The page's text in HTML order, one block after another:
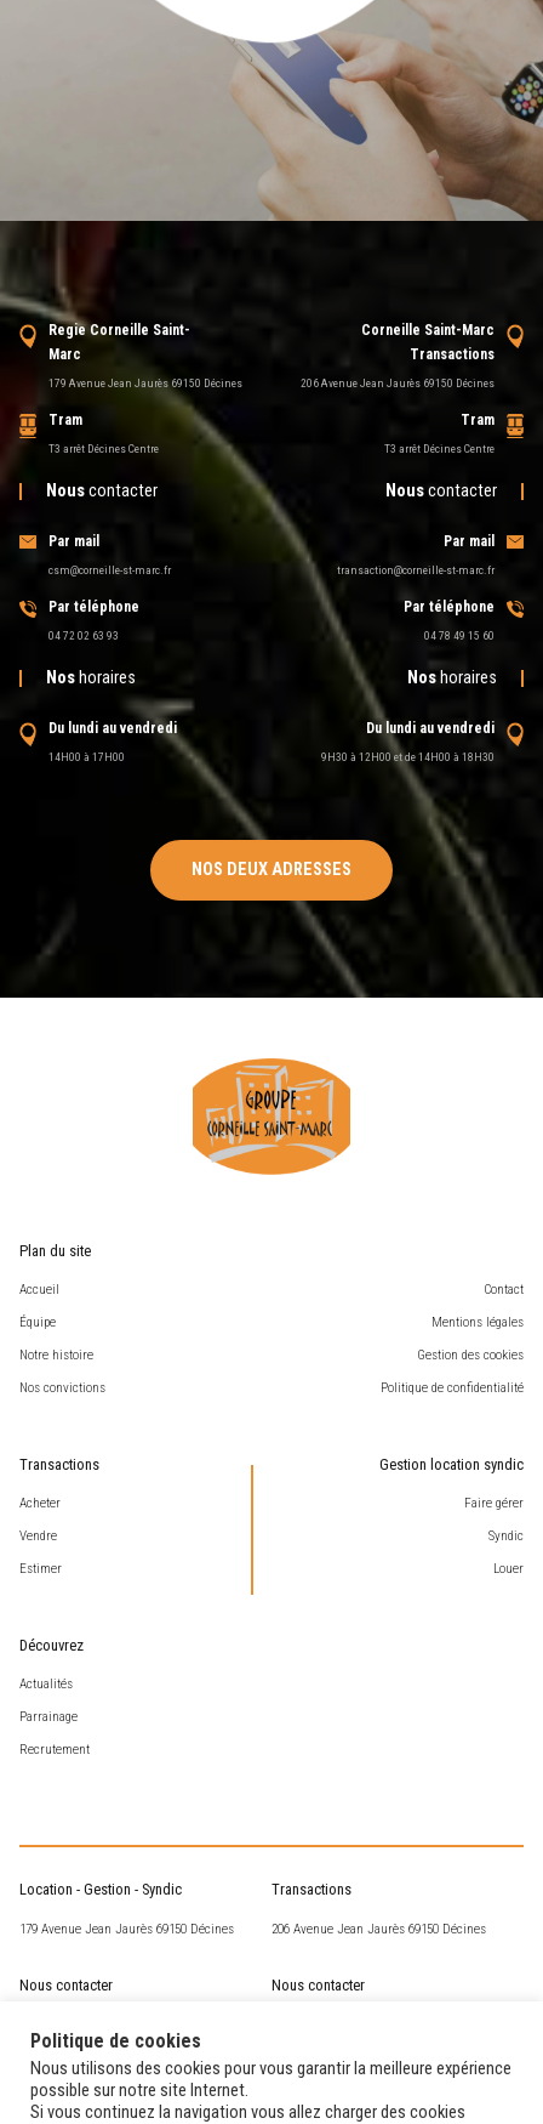
Regie Corneille Saint-
Marc
179 Avenue Jean Jaurès 69150 Décines
Tram
T3 arrêt Décines Centre
Nouscontacter
Par mail
csm@corneille-st-marc.fr
Par téléphone
04 72 02 63 93
Nos horaires
Du lundi au vendredi
14H00 à 17H00
NOS DEUX ADRESSES
Corneille Saint-Marc
Transactions
206 Avenue Jean Jaurès 69150 Décines
Tram
T3 arrêt Décines Centre
Nouscontacter
Par mail
transaction@corneille-st-marc.fr
Par téléphone
04 78 49 15 60
Noshoraires
Du lundi au vendredi
9H30 à 12H00 et de 14H00 à 18H30
Plan du site
Accueil Contact
Équipe Mentions légales
Notre histoire Gestion des cookies
Nos convictions Politique de confidentialité
Transactions
Acheter
Vendre
Estimer
Gestion location syndic
Faire gérer
Syndic
Louer
Découvrez
Actualités
Parrainage
Recrutement
Location - Gestion - Syndic
179 Avenue Jean Jaurès 69150 Décines
Transactions
206 Avenue Jean Jaurès 69150 Décines
Nous contacter
04 72 02 63 93
Nous contacter
04 78 49 15 60
Nos horaires Nos horaires
Politique de cookies
Nous utilisons des cookies pour vous garantir la meilleure expérience
possible sur notre site Internet.
Si vous continuez la navigation vous allez charger des cookies